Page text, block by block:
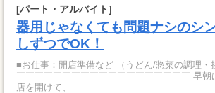
[パート・アルバイト]
器用じゃなくても問題ナシのシ
しずつでOK！
■お仕事：開店準備など （うどん/惣菜の調理・
￣￣￣￣￣￣￣￣￣￣￣￣￣￣￣￣￣￣￣ 早朝は
店を開けて、...